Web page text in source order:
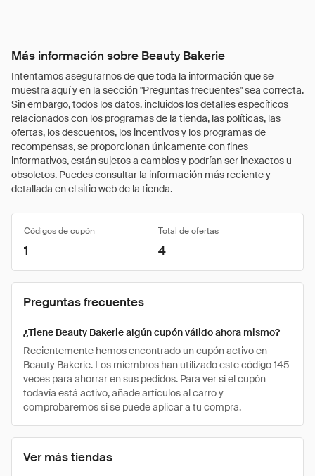
Más información sobre Beauty Bakerie
Intentamos asegurarnos de que toda la información que se
muestra aquí y en la sección "Preguntas frecuentes" sea correcta.
Sin embargo, todos los datos, incluidos los detalles específicos
relacionados con los programas de la tienda, las políticas, las
ofertas, los descuentos, los incentivos y los programas de
recompensas, se proporcionan únicamente con fines
informativos, están sujetos a cambios y podrían ser inexactos u
obsoletos. Puedes consultar la información más reciente y
detallada en el sitio web de la tienda.
Ver más tiendas
Códigos de cupón Total de ofertas
1 4
Preguntas frecuentes
¿Tiene Beauty Bakerie algún cupón válido ahora mismo?
Recientemente hemos encontrado un cupón activo en
Beauty Bakerie. Los miembros han utilizado este código 145
veces para ahorrar en sus pedidos. Para ver si el cupón
todavía está activo, añade artículos al carro y
comprobaremos si se puede aplicar a tu compra.